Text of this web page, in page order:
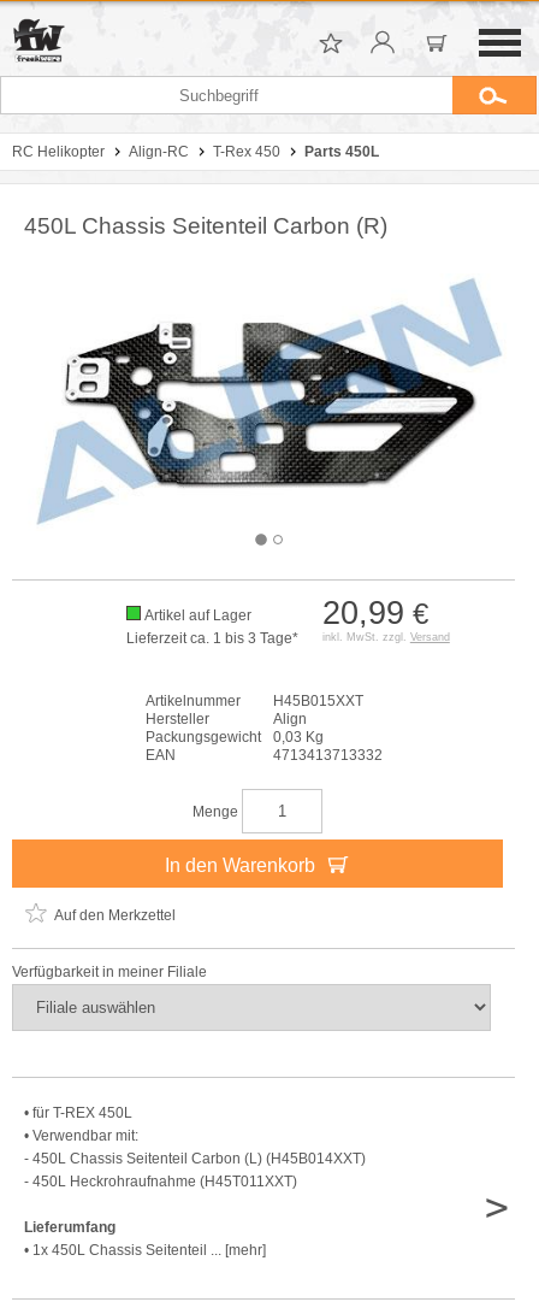
RC Helikopter Align-RC T-Rex 450 Parts 450L
450L Chassis Seitenteil Carbon (R)
20,99 €
inkl. MwSt. zzgl. Versand
Artikel auf Lager
Lieferzeit ca. 1 bis 3 Tage*
Artikelnummer
H45B015XXT
Hersteller
Align
Packungsgewicht
0,03 Kg
EAN
4713413713332
Menge
In den Warenkorb
Auf den Merkzettel
Verfügbarkeit in meiner Filiale
• für T-REX 450L
• Verwendbar mit:
- 450L Chassis Seitenteil Carbon (L) (H45B014XXT)
- 450L Heckrohraufnahme (H45T011XXT)
Lieferumfang
• 1x 450L Chassis Seitenteil ... [mehr]
>